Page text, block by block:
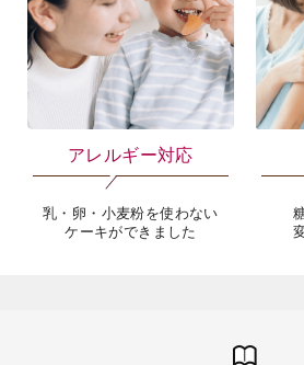
アレルギー対応
乳・卵・小麦粉を使わない
ケーキができました
岳や末広がりを意味す
つ時」という意味を込
。雄大な八ヶ岳山麓の自
る、こだわりのスイー
Indonesia
Malaysia
UAE
Vietnam